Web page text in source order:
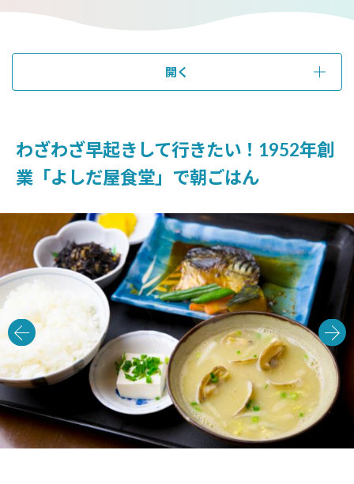
開く
わざわざ早起きして行きたい！1952年創
業「よしだ屋食堂」で朝ごはん